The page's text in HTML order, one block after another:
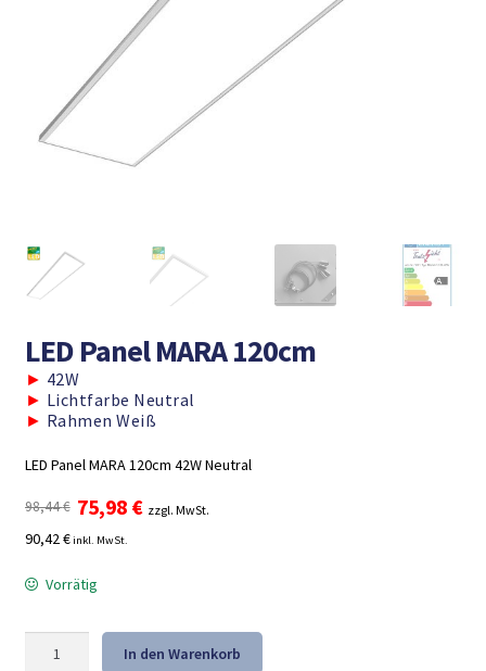
LED Panel MARA 120cm
► 42W
► Lichtfarbe Neutral
► Rahmen Weiß
LED Panel MARA 120cm 42W Neutral
98,44€ Ursprünglicher
Preis
war:
75,98 €Aktueller
zzgl. MwSt.
90,42 €inkl. MwSt.
Vorrätig
Panel
In den Warenkorb